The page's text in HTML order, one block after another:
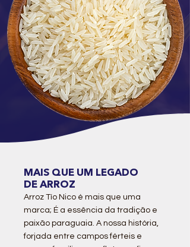
MAIS QUE UM LEGADO
DE ARROZ
Arroz Tío Nico é mais que uma
marca; É a essência da tradição e
paixão paraguaia. A nossa história,
forjada entre campos férteis e